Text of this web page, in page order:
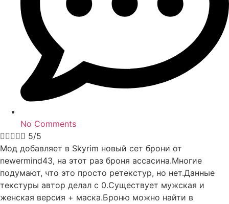
No Comments
 5/5
Мод добавляет в Skyrim новый сет брони от
newermind43, на этот раз броня ассасина.Многие
подумают, что это просто ретекстур, но нет.Данные
текстуры автор делал с 0.Существует мужская и
женская версия + маска.Броню можно найти в